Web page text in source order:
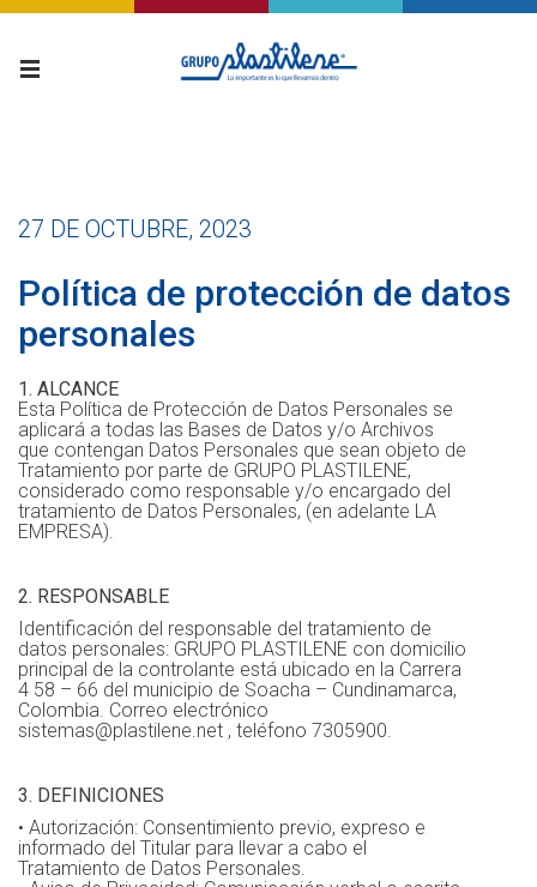
27 DE OCTUBRE, 2023
Política de protección de datos
personales
1. ALCANCE
Esta Política de Protección de Datos Personales se
aplicará a todas las Bases de Datos y/o Archivos
que contengan Datos Personales que sean objeto de
Tratamiento por parte de GRUPO PLASTILENE,
considerado como responsable y/o encargado del
tratamiento de Datos Personales, (en adelante LA
EMPRESA).
2. RESPONSABLE
Identificación del responsable del tratamiento de
datos personales: GRUPO PLASTILENE con domicilio
principal de la controlante está ubicado en la Carrera
4 58 – 66 del municipio de Soacha – Cundinamarca,
Colombia. Correo electrónico
sistemas@plastilene.net , teléfono 7305900.
3. DEFINICIONES
• Autorización: Consentimiento previo, expreso e
informado del Titular para llevar a cabo el
Tratamiento de Datos Personales.